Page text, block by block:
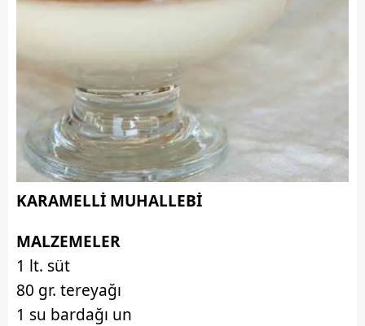
KARAMELLİ MUHALLEBİ
MALZEMELER
1 lt. süt
80 gr. tereyağı
1 su bardağı un